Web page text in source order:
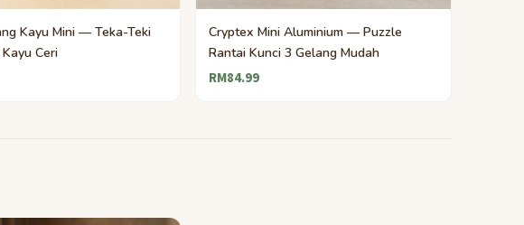
Kayu Mini — Teka-Teki
Ceri
Cryptex Mini Aluminium — Puzzle
Rantai Kunci 3 Gelang Mudah
RM84.99